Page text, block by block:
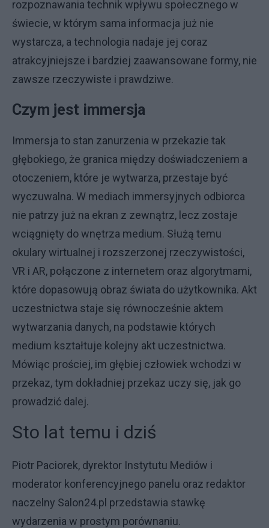
rozpoznawania technik wpływu społecznego w
świecie, w którym sama informacja już nie
wystarcza, a technologia nadaje jej coraz
atrakcyjniejsze i bardziej zaawansowane formy, nie
zawsze rzeczywiste i prawdziwe.
Czym jest immersja
Immersja to stan zanurzenia w przekazie tak
głębokiego, że granica między doświadczeniem a
otoczeniem, które je wytwarza, przestaje być
wyczuwalna. W mediach immersyjnych odbiorca
nie patrzy już na ekran z zewnątrz, lecz zostaje
wciągnięty do wnętrza medium. Służą temu
okulary wirtualnej i rozszerzonej rzeczywistości,
VR i AR, połączone z internetem oraz algorytmami,
które dopasowują obraz świata do użytkownika. Akt
uczestnictwa staje się równocześnie aktem
wytwarzania danych, na podstawie których
medium kształtuje kolejny akt uczestnictwa.
Mówiąc prościej, im głębiej człowiek wchodzi w
przekaz, tym dokładniej przekaz uczy się, jak go
prowadzić dalej.
Sto lat temu i dziś
Piotr Paciorek, dyrektor Instytutu Mediów i
moderator konferencyjnego panelu oraz redaktor
naczelny Salon24.pl przedstawia stawkę
wydarzenia w prostym porównaniu.